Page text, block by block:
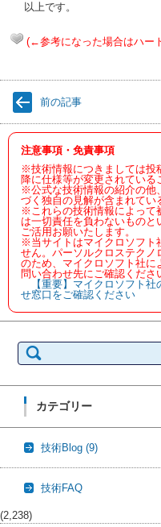
以上です。
(←参考になった場合はハー
前の記事
注意事項・免責事項
※技術情報につきましては投
降に仕様等が変更されている
※公式な技術情報の紹介の他
づく独自の見解が含まれてい
※これらの技術情報によって
は一切責任を負わないものと
ご活用お願いたします。
※当サイトはマイクロソフト
せん。パーソルクロステクノ
のため、マイクロソフト社に
問い合わせ先にご確認くださ
【重要】マイクロソフト
せ窓口をご確認ください
索:
カテゴリー
技術Blog (9)
技術FAQ
(2,238)